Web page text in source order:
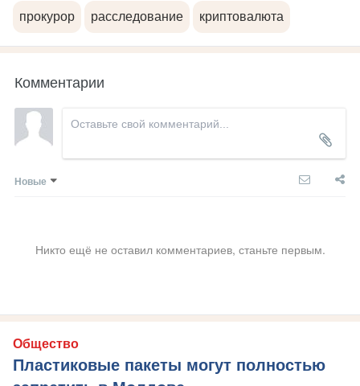
прокурор расследование криптовалюта
Комментарии
Новые
Никто ещё не оставил комментариев, станьте первым.
Общество
Пластиковые пакеты могут полностью